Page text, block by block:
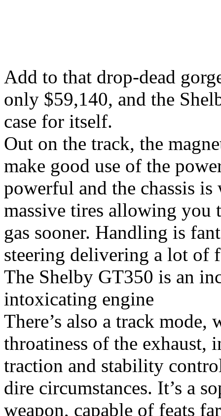
Add to that drop-dead
only $59,140, and the
case for itself.
Out on the track, the
make good use of the
powerful and the chassis
massive tires allowing you
gas sooner. Handling is
steering delivering a lot of
The Shelby GT350 is an
intoxicating engine
There’s also a track
throatiness of the exhaust,
traction and stability
dire circumstances. It’s a
weapon, capable of feats